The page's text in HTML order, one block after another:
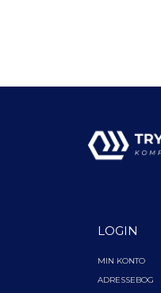
LOGIN
MIN KONTO
ADRESSEBOG